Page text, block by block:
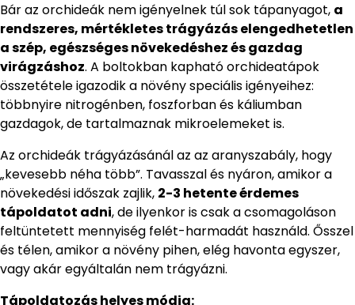
Bár az orchideák nem igényelnek túl sok tápanyagot, a
rendszeres, mértékletes trágyázás elengedhetetlen
a szép, egészséges növekedéshez és gazdag
virágzáshoz. A boltokban kapható orchideatápok
összetétele igazodik a növény speciális igényeihez:
többnyire nitrogénben, foszforban és káliumban
gazdagok, de tartalmaznak mikroelemeket is.
Az orchideák trágyázásánál az az aranyszabály, hogy
„kevesebb néha több”. Tavasszal és nyáron, amikor a
növekedési időszak zajlik, 2-3 hetente érdemes
tápoldatot adni, de ilyenkor is csak a csomagoláson
feltüntetett mennyiség felét-harmadát használd. Ősszel
és télen, amikor a növény pihen, elég havonta egyszer,
vagy akár egyáltalán nem trágyázni.
Tápoldatozás helyes módja: